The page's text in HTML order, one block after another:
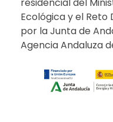
Ecológica y el
por la Junta de
Agencia Andaluza